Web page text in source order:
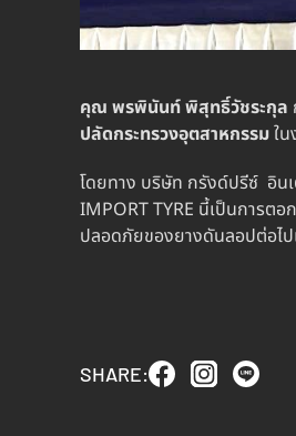
คุณ พรพินันท์ พิสุทธิ์วัชระกุล
ปลัดกระทรวงอุตสาหกรรมใ
โดยทาง บริษัท กรังด์ปรีซ์ อิน
IMPORT TYRE นี้เป็นการต
ปลอดภัยของยางดันลอปต่อไ
SHARE: